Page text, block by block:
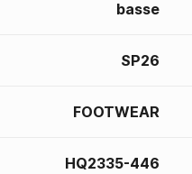
basse
SP26
FOOTWEAR
HQ2335-446